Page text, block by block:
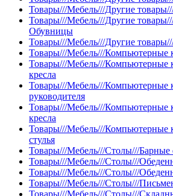
Товары///Мебель///Другие
Товары///Мебель///Другие
Обувницы
Товары///Мебель///Другие
Товары///Мебель///Компьютерные
Товары///Мебель///Компьютерные
кресла
Товары///Мебель///Компьютерные
руководителя
Товары///Мебель///Компьютерные
кресла
Товары///Мебель///Компьютерные
стулья
Товары///Мебель///Столы///Барные
Товары///Мебель///Столы///
Товары///Мебель///Столы///
Товары///Мебель///Столы///
Товары///Мебель///Столы///